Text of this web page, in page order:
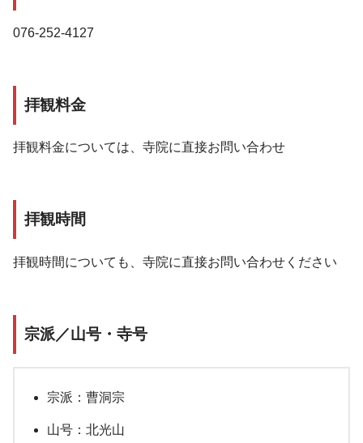
076-252-4127
拝観料金
拝観料金については、寺院に直接お問い合わせ
拝観時間
拝観時間についても、寺院に直接お問い合わせください
宗派／山号・寺号
宗派：曹洞宗
山号：北光山